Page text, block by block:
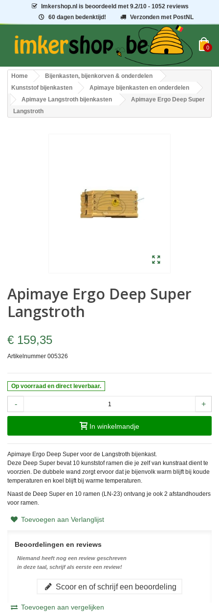
Imkershop.nl is beoordeeld met9.2/10 - 1052 reviews
60 dagen bedenktijd!
Verzonden met PostNL
0
Home
Bijenkasten, bijenkorven & onderdelen
Kunststof bijenkasten
Apimaye bijenkasten en onderdelen
Apimaye Langstroth bijenkasten
Apimaye Ergo Deep Super
Langstroth
Apimaye Ergo Deep Super
Langstroth
€ 159,35
Artikelnummer 005326
Op voorraad en direct leverbaar.
- +
In winkelmandje
Apimaye Ergo Deep Super voor de Langstroth bijenkast.
Deze Deep Super bevat 10 kunststof ramen die je zelf van kunstraat dient te
voorzien. De dubbele wand zorgt ervoor dat je bijenvolk warm blijft bij koude
temperaturen en koel blijft bij warme temperaturen.
Naast de Deep Super en 10 ramen (LN-23) ontvang je ook 2 afstandhouders
voor ramen.
Toevoegen aan Verlanglijst
Beoordelingen en reviews
Niemand heeft nog een review geschreven
in deze taal, schrijf als eerste een review!
Scoor en of schrijf een beoordeling
Toevoegen aan vergelijken